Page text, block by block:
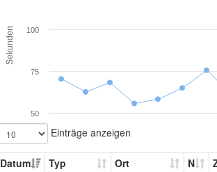
Sekunden
50
75
100
Einträge anzeigen
Datum Typ Ort N